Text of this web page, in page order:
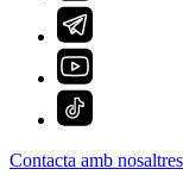
Contacta amb nosaltres